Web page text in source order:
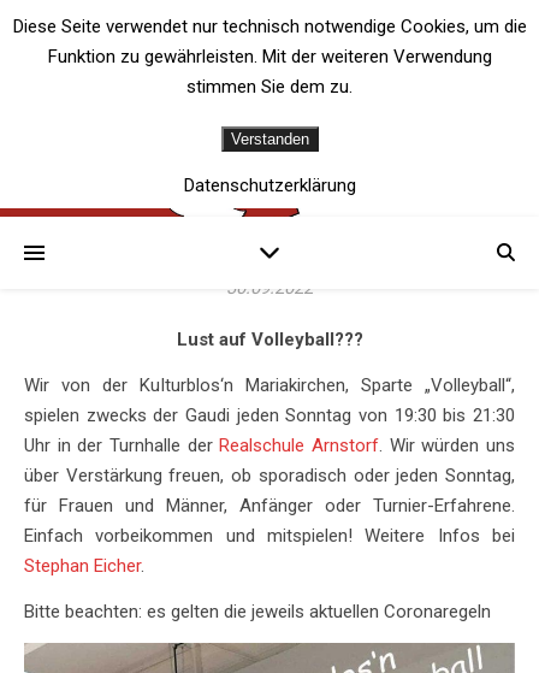
VOLLEYBALL
Die Volleyballsaison läuft
wieder!
30.09.2022
Lust auf Volleyball???
Wir von der Kulturblos‘n Mariakirchen, Sparte „Volleyball“,
spielen zwecks der Gaudi jeden Sonntag von 19:30 bis 21:30
Uhr in der Turnhalle derRealschule Arnstorf. Wir würden uns
über Verstärkung freuen, ob sporadisch oder jeden Sonntag,
für Frauen und Männer, Anfänger oder Turnier-Erfahrene.
Einfach vorbeikommen und mitspielen! Weitere Infos bei
Stephan Eicher.
Bitte beachten: es gelten die jeweils aktuellen Coronaregeln
Diese Seite verwendet nur technisch notwendige Cookies, um die
Funktion zu gewährleisten. Mit der weiteren Verwendung
stimmen Sie dem zu.
Verstanden
Datenschutzerklärung